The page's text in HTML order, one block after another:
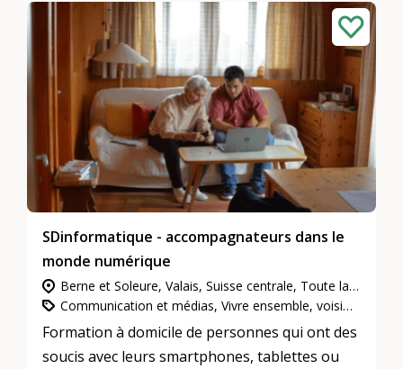
SDinformatique - accompagnateurs dans le
monde numérique
Berne et Soleure, Valais, Suisse centrale, Toute la Suisse, Zurich, Genève, Suisse du Nord-Ouest, Grisons, Tessin, Neuchâtel et Jura, Suisse orientale, Étranger, Vaud et Fribourg
Communication et médias, Vivre ensemble, voisinage et quartiers, L’engagement d’utilité publique
Formation à domicile de personnes qui ont des
soucis avec leurs smartphones, tablettes ou